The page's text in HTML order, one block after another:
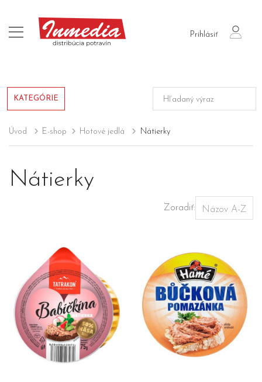
Prihlásiť
login
KATEGÓRIE
Úvod E-shop Hotové jedlá Nátierky
Nátierky
Zoradiť: